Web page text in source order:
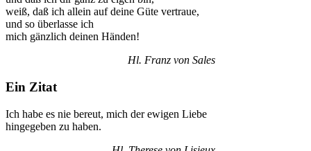
weiß, daß ich allein auf deine Güte vertraue,
und so überlasse ich
mich gänzlich deinen Händen!
Hl. Franz von Sales
Ein Zitat
Ich habe es nie bereut, mich der ewigen Liebe
hingegeben zu haben.